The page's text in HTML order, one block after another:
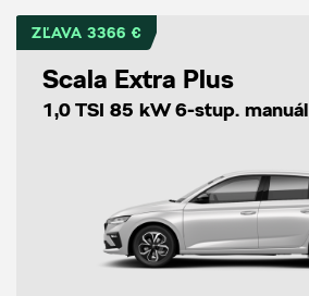
ZĽAVA 3366 €
Scala Extra Plus
1,0 TSI 85 kW 6-stup. manuál